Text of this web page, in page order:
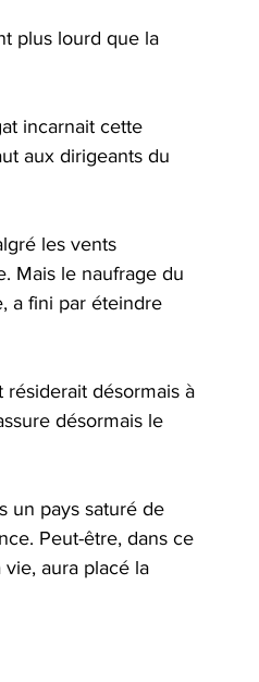
plus lourd que la
incarnait cette
aux dirigeants du
les vents
Mais le naufrage du
a fini par éteindre
désormais à
désormais le
un pays saturé de
Peut-être, dans ce
aura placé la